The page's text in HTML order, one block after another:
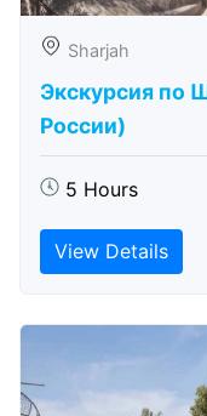
Sharjah
Экскурсия по
России)
5 Hours
View Details